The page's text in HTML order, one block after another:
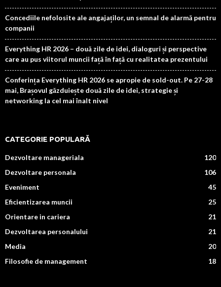
Concediile nefolosite ale angajaților, un semnal de alarmă pentru
companii
Everything HR 2026 – două zile de idei, dialoguri și perspective
care au pus viitorul muncii față în față cu realitatea prezentului
Conferința Everything HR 2026 se apropie de sold-out. Pe 27-28
mai, Brașovul găzduiește două zile de idei, strategie și
networking la cel mai înalt nivel
CATEGORIE POPULARĂ
Dezvoltare manageriala
120
Dezvoltare personala
106
Eveniment
45
Eficientizarea muncii
25
Orientare in cariera
21
Dezvoltarea personalului
21
Media
20
Filosofie de management
18